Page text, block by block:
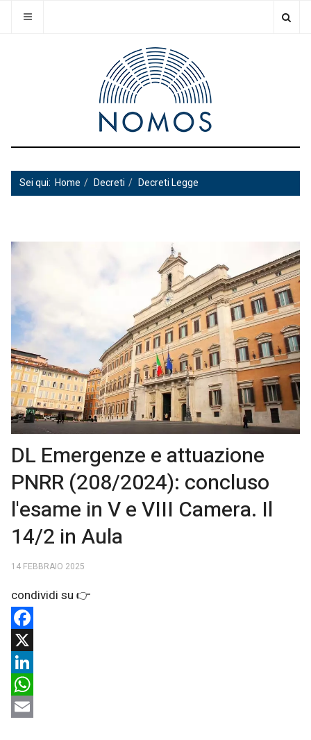
Sei qui: Home Decreti Decreti Legge
DL Emergenze e attuazione
PNRR (208/2024): concluso
l'esame in V e VIII Camera. Il
14/2 in Aula
14 FEBBRAIO 2025
Facebook
X
LinkedIn
WhatsApp